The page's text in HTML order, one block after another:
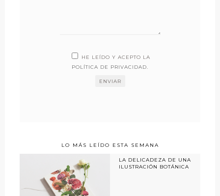
HE LEÍDO Y ACEPTO LA
POLÍTICA DE PRIVACIDAD.
LO MÁS LEÍDO ESTA SEMANA
LA DELICADEZA DE UNA
ILUSTRACIÓN BOTÁNICA